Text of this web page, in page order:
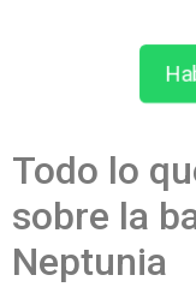
Todo lo
sobre la
Neptunia